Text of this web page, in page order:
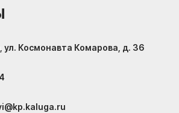
ул. Космонавта Комарова, д. 36